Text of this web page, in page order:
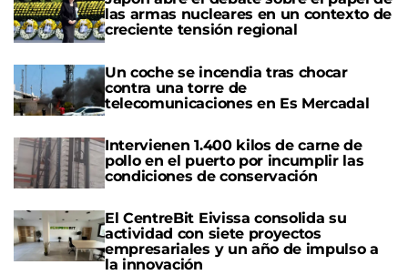
las armas nucleares en un contexto de
creciente tensión regional
Un coche se incendia tras chocar
contra una torre de
telecomunicaciones en Es Mercadal
Intervienen 1.400 kilos de carne de
pollo en el puerto por incumplir las
condiciones de conservación
El CentreBit Eivissa consolida su
actividad con siete proyectos
empresariales y un año de impulso a
la innovación